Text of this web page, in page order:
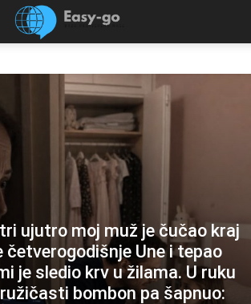
ujutro moj muž je čučao kraj
četverogodišnje Une i tepao
je sledio krv u žilama. U ruku
bombon pa šapnuo: